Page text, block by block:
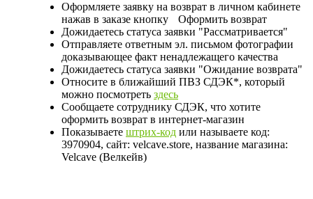
Оформляете заявку на возврат в личном кабинете
нажав в заказе кнопку
Оформить возврат
Дожидаетесь статуса заявки "Рассматривается"
Отправляете ответным эл. письмом фотографии
доказывающее факт ненадлежащего качества
Дожидаетесь статуса заявки "Ожидание возврата"
Относите в ближайший ПВЗ СДЭК*, который
можно посмотреть здесь
Сообщаете сотруднику СДЭК, что хотите
оформить возврат в интернет-магазин
Показываете штрих-код или называете код:
3970904, сайт: velcave.store, название магазина:
Velcave (Велкейв)